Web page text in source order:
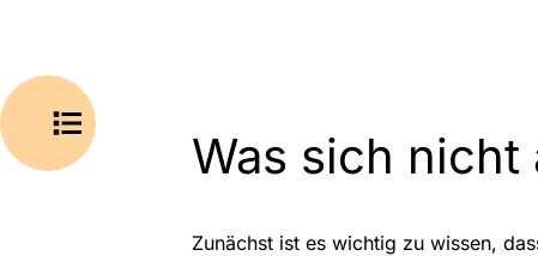
Was sich nicht
Zunächst ist es wichtig zu wissen,